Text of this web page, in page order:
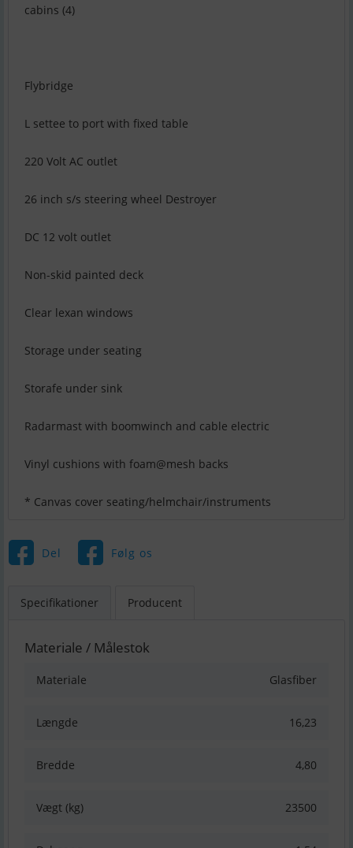
cabins (4)
Flybridge
L settee to port with fixed table
220 Volt AC outlet
26 inch s/s steering wheel Destroyer
DC 12 volt outlet
Non-skid painted deck
Clear lexan windows
Storage under seating
Storafe under sink
Radarmast with boomwinch and cable electric
Vinyl cushions with foam@mesh backs
Del Følg os
Specifikationer Producent
Materiale / Målestok
Materiale Glasfiber
Længde 16,23
Bredde 4,80
Vægt (kg) 23500